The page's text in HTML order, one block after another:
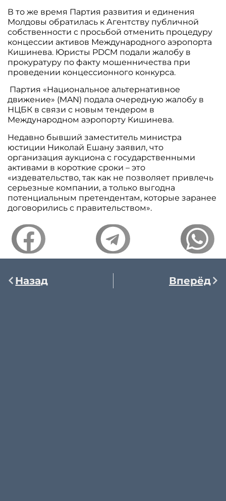
В то же время Партия развития и единения
Молдовы обратилась к Агентству публичной
собственности с просьбой отменить процедуру
концессии активов Международного аэропорта
Кишинева. Юристы PDCM подали жалобу в
прокуратуру по факту мошенничества при
проведении концессионного конкурса.
Партия «Национальное альтернативное
движение» (MAN) подала очередную жалобу в
НЦБК в связи с новым тендером в
Международном аэропорту Кишинева.
Недавно бывший заместитель министра
юстиции Николай Ешану заявил, что
организация аукциона с государственными
активами в короткие сроки – это
«издевательство, так как не позволяет привлечь
серьезные компании, а только выгодна
потенциальным претендентам, которые заранее
договорились с правительством».
Назад Вперёд